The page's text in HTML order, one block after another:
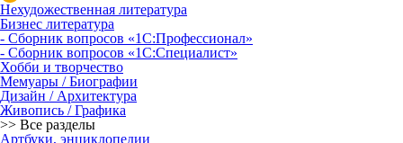
Нехудожественная литература
Бизнес литература
- Сборник вопросов «1С:Профессионал»
- Сборник вопросов «1С:Специалист»
Хобби и творчество
Мемуары / Биографии
Дизайн / Архитектура
Живопись / Графика
>> Все разделы
Артбуки, энциклопедии